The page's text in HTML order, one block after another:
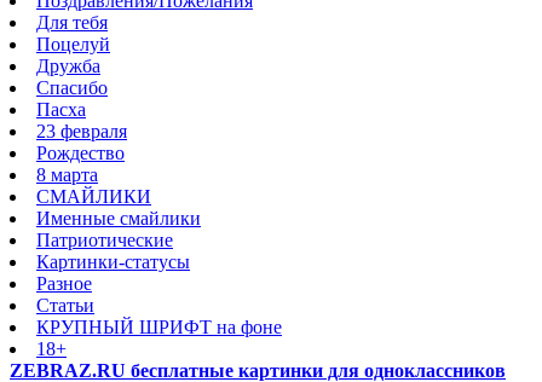
Для тебя
Поцелуй
Дружба
Спасибо
Пасха
23 февраля
Рождество
8 марта
СМАЙЛИКИ
Именные смайлики
Патриотические
Картинки-статусы
Разное
Cтатьи
КРУПНЫЙ ШРИФТ на фоне
18+
ZEBRAZ.RU бесплатные картинки для одноклассников